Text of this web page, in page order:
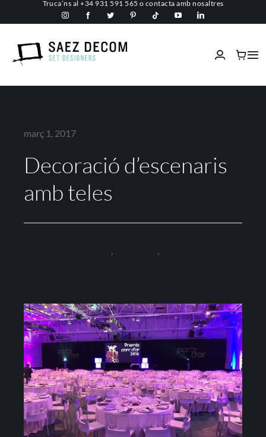
to
content
Truca’ns al+34 931 591 565 o contacta amb nosaltres
Espais comercials
Blog
Contacte
Botiga online
març 1, 2017
Decoració d’escenaris
amb teles
, ,